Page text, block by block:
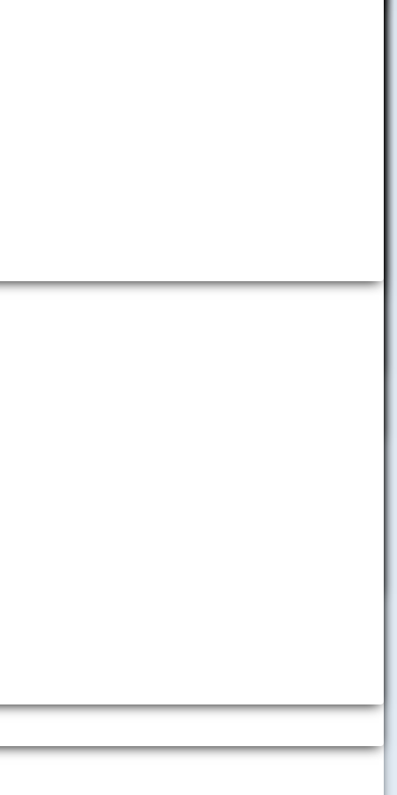
a to najmä
aspekty
bola
roku
a
otázky